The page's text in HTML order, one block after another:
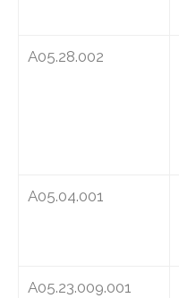
A05.28.002
A05.04.001
A05.23.009.001